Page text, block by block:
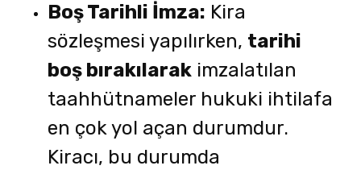
Boş Tarihli İmza: Kira
sözleşmesi yapılırken, tarihi
boş bırakılarak imzalatılan
taahhütnameler hukuki ihtilafa
en çok yol açan durumdur.
Kiracı, bu durumda